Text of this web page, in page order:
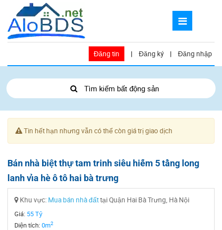
Đăng tin | Đăng ký | Đăng nhập
Tìm kiếm bất động sản
Tin hết hạn nhưng vẫn có thể còn giá trị giao dịch
Bán nhà biệt thự tam trinh siêu hiếm 5 tầng long
lanh vỉa hè ô tô hai bà trưng
Khu vực: Mua bán nhà đấttại Quận Hai Bà Trưng, Hà Nội
Giá: 55 Tỷ
Diện tích:0m2